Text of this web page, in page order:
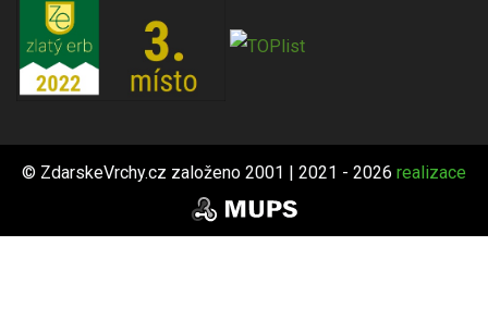
© ZdarskeVrchy.cz založeno 2001 | 2021 - 2026 realizace